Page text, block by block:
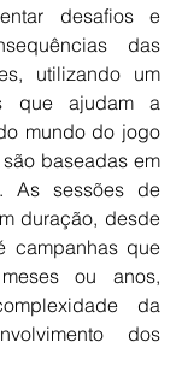
desafios e
das
utilizando um
que ajudam a
mundo do jogo
baseadas em
As sessões de
duração, desde
campanhas que
ou anos,
da
dos